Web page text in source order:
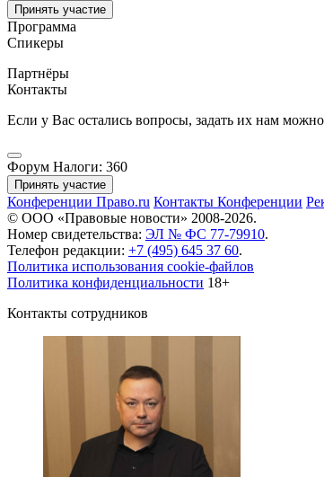
Принять участие
Программа
Спикеры
Партнёры
Контакты
Если у Вас остались вопросы, задать их нам
Форум Налоги: 360
Принять участие
Конференции Право.ru Контакты Конференции
© ООО «Правовые новости» 2008-2026.
Номер свидетельства: ЭЛ № ФС 77-79910.
Телефон редакции: +7 (495) 645 37 60.
Политика использования cookie-файлов
Политика конфиденциальности 18+
Контакты сотрудников